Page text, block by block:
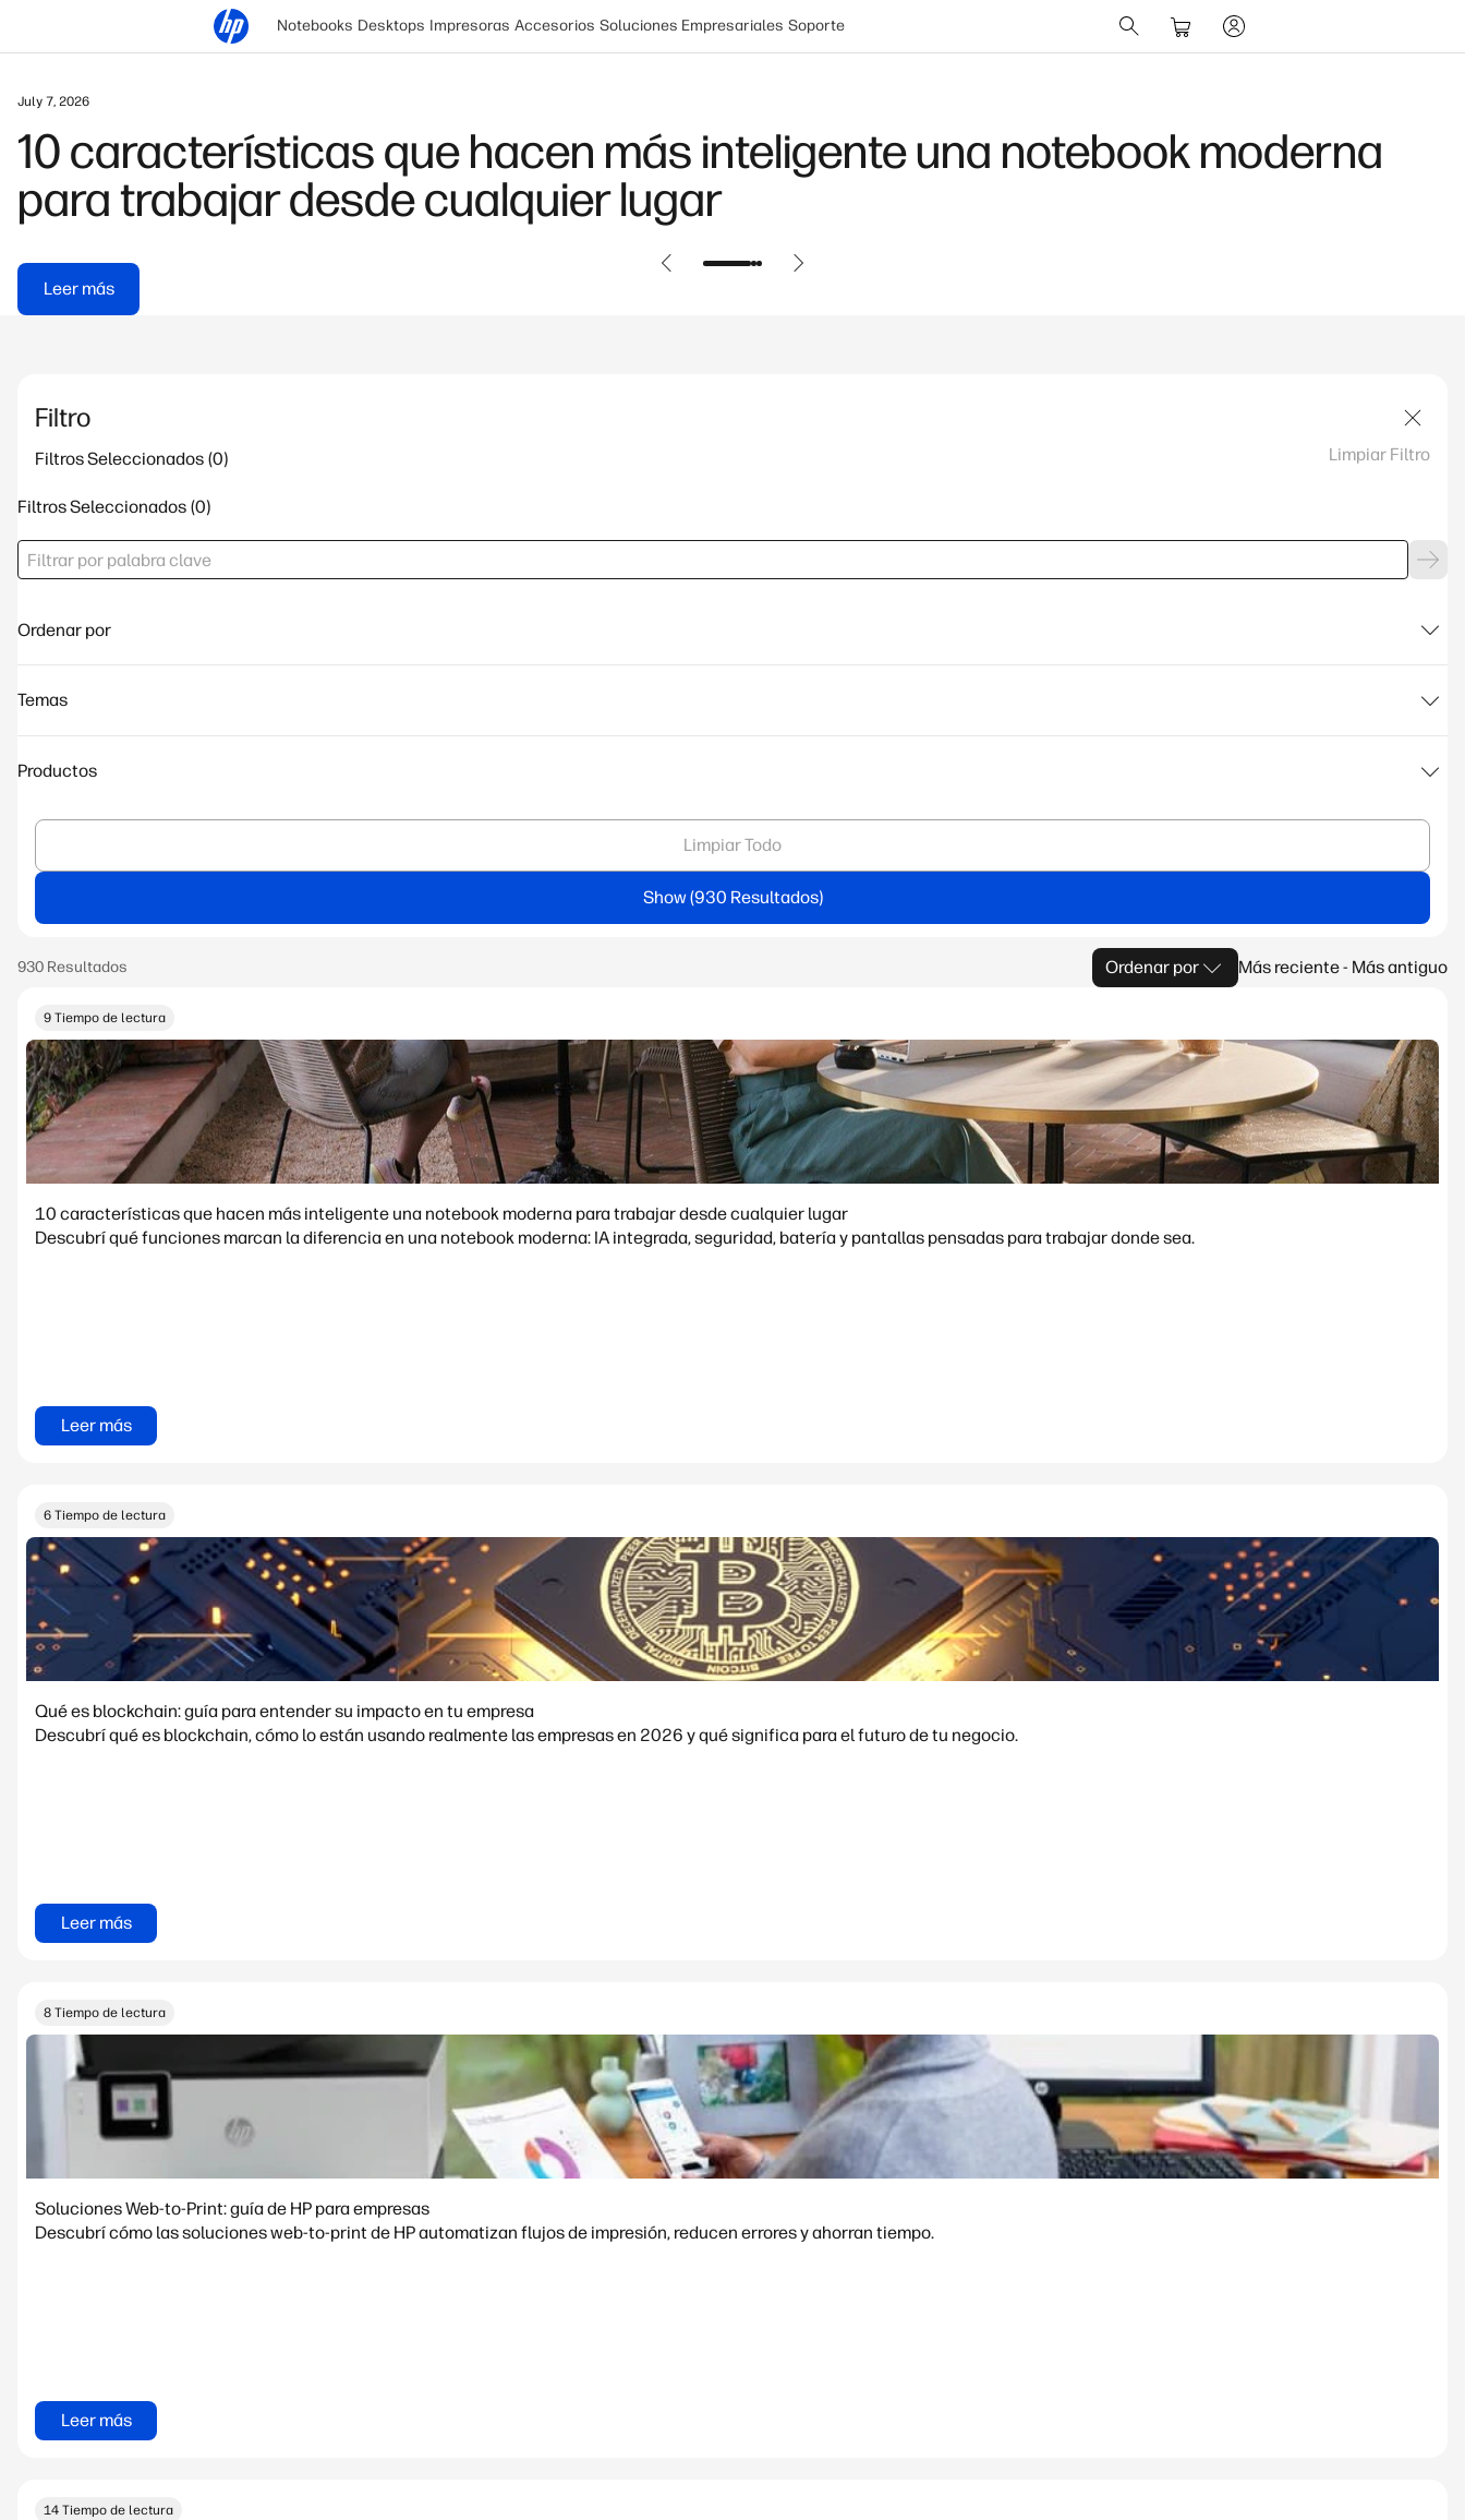
Notebooks Desktops Impresoras Accesorios Soluciones Empresariales Soporte
April 10, 2026
Cómo hacer respaldos automáticos en Windows 10 y 11
Leer más
Filtro
Filtros Seleccionados Limpiar Filtro
Filtros Seleccionados
Ordenar por
Temas
Productos
Limpiar Todo
Show
Ordenar por Más reciente - Más antiguo
9 Tiempo de lectura
10 características que hacen más inteligente una notebook moderna para trabajar desde cualquier lugar
Descubrí qué funciones marcan la diferencia en una notebook moderna: IA integrada, seguridad, batería y pantallas pensadas para trabajar donde sea.
Leer más
6 Tiempo de lectura
Qué es blockchain: guía para entender su impacto en tu empresa
Descubrí qué es blockchain, cómo lo están usando realmente las empresas en 2026 y qué significa para el futuro de tu negocio.
Leer más
8 Tiempo de lectura
Soluciones Web-to-Print: guía de HP para empresas
Descubrí cómo las soluciones web-to-print de HP automatizan flujos de impresión, reducen errores y ahorran tiempo.
Leer más
14 Tiempo de lectura